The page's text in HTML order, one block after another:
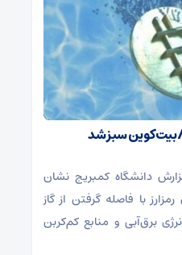
/ بیت‌کوین سبز شد
دانشگاه کمبریج نشان
با فاصله گرفتن از گاز
برق‌آبی و منابع کم‌کربن